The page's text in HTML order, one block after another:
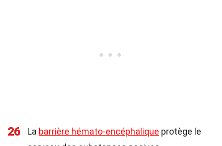
26 La barrière hémato-encéphalique protège le